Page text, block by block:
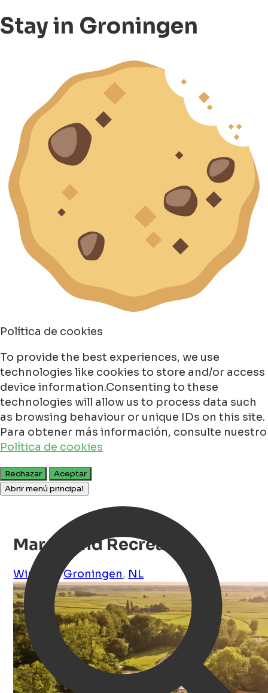
Stay in Groningen
Política de cookies
To provide the best experiences, we use
technologies like cookies to store and/or access
device information.Consenting to these
technologies will allow us to process data such
as browsing behaviour or unique IDs on this site.
Para obtener más información, consulte nuestro
Política de cookies
Rechazar
Aceptar
Abrir menú principal
Marenland Recreatie
Winsum ,Groningen, NL